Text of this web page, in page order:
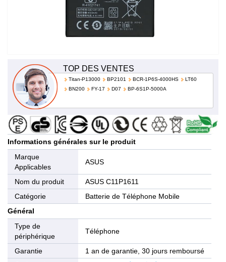
TOP DES VENTES
Titan-P13000 BP2101 BCR-1P6S-4000HS
LT60
BN200
FY-17 D07 BP-6S1P-5000A
Informations générales sur le produit
Marque
Applicables
ASUS
Nom du produit
ASUS C11P1611
Catégorie
Batterie de Téléphone Mobile
Général
Type de
périphérique
Téléphone
Garantie
1 an de garantie, 30 jours remboursé